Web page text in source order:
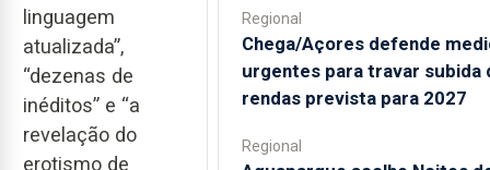
linguagem
atualizada”,
“dezenas de
inéditos” e “a
revelação do
erotismo de
Regional
Chega/Açores defende
urgentes para travar subida
rendas prevista para 2027
Regional